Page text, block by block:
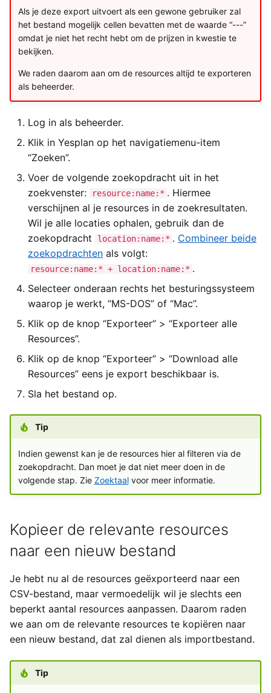
Als je deze export uitvoert als een gewone gebruiker zal
het bestand mogelijk cellen bevatten met de waarde “---”
omdat je niet het recht hebt om de prijzen in kwestie te
bekijken.
We raden daarom aan om de resources altijd te exporteren
als beheerder.
Log in als beheerder.
Klik in Yesplan op het navigatiemenu-item
“Zoeken”.
Voer de volgende zoekopdracht uit in het
zoekvenster:
resource:name:* . Hiermee
verschijnen al je resources in de zoekresultaten.
Wil je alle locaties ophalen, gebruik dan de
zoekopdracht
location:name:* . Combineer beide
zoekopdrachten als volgt:
resource:name:* + location:name:* .
Selecteer onderaan rechts het besturingssysteem
waarop je werkt, “MS-DOS” of “Mac”.
Klik op de knop “Exporteer” > “Exporteer alle
Resources”.
Klik op de knop “Exporteer” > “Download alle
Resources” eens je export beschikbaar is.
Sla het bestand op.
Tip
Indien gewenst kan je de resources hier al filteren via de
zoekopdracht. Dan moet je dat niet meer doen in de
volgende stap. Zie Zoektaalvoor meer informatie.
Kopieer de relevante resources
naar een nieuw bestand
Je hebt nu al de resources geëxporteerd naar een
CSV-bestand, maar vermoedelijk wil je slechts een
beperkt aantal resources aanpassen. Daarom raden
we aan om de relevante resources te kopiëren naar
een nieuw bestand, dat zal dienen als importbestand.
Tip